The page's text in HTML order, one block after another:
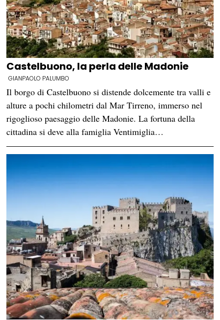
Castelbuono, la perla delle Madonie
GIANPAOLO PALUMBO
Il borgo di Castelbuono si distende dolcemente tra valli e
alture a pochi chilometri dal Mar Tirreno, immerso nel
rigoglioso paesaggio delle Madonie. La fortuna della
cittadina si deve alla famiglia Ventimiglia…